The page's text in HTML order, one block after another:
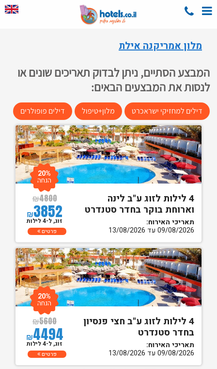
מלון אמריקנה אילת
המבצע הסתיים, ניתן לבדוק תאריכים שונים או
לנסות את המבצעים הבאים:
דילים למחזיקי ישראכרט מלון+טיפול דילים פופולרים
4 לילות לזוג ע"ב לינה
וארוחת בוקר בחדר סטנדרט
תאריכי האירוח:
09/08/2026 עד 13/08/2026
₪4800
₪3852
20%
הנחה
זוג, ל-4 לילות
פרטים
4 לילות לזוג ע"ב חצי פנסיון
בחדר סטנדרט
תאריכי האירוח:
09/08/2026 עד 13/08/2026
₪5600
₪4494
20%
הנחה
זוג, ל-4 לילות
פרטים